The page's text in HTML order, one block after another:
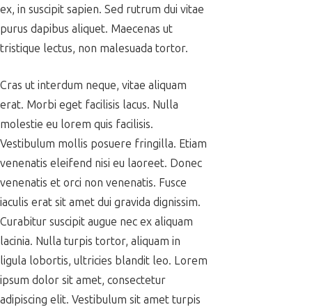
ex, in suscipit sapien. Sed rutrum dui vitae
purus dapibus aliquet. Maecenas ut
tristique lectus, non malesuada tortor.
Cras ut interdum neque, vitae aliquam
erat. Morbi eget facilisis lacus. Nulla
molestie eu lorem quis facilisis.
Vestibulum mollis posuere fringilla. Etiam
venenatis eleifend nisi eu laoreet. Donec
venenatis et orci non venenatis. Fusce
iaculis erat sit amet dui gravida dignissim.
Curabitur suscipit augue nec ex aliquam
lacinia. Nulla turpis tortor, aliquam in
ligula lobortis, ultricies blandit leo. Lorem
ipsum dolor sit amet, consectetur
adipiscing elit. Vestibulum sit amet turpis